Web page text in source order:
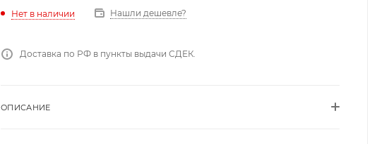
Нет в наличии Нашли дешевле?
Доставка по РФ в пункты выдачи СДЕК.
ОПИСАНИЕ